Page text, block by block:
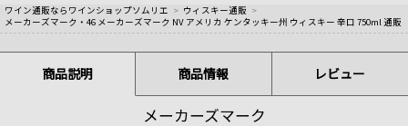
ワイン通販ならワインショップソムリエ > ウィスキー通販 >
メーカーズマーク・46 メーカーズマーク NV アメリカ ケンタッキー州 ウィスキー 辛口 750ml 通販
商品説明 商品情報 レビュー
メーカーズマーク